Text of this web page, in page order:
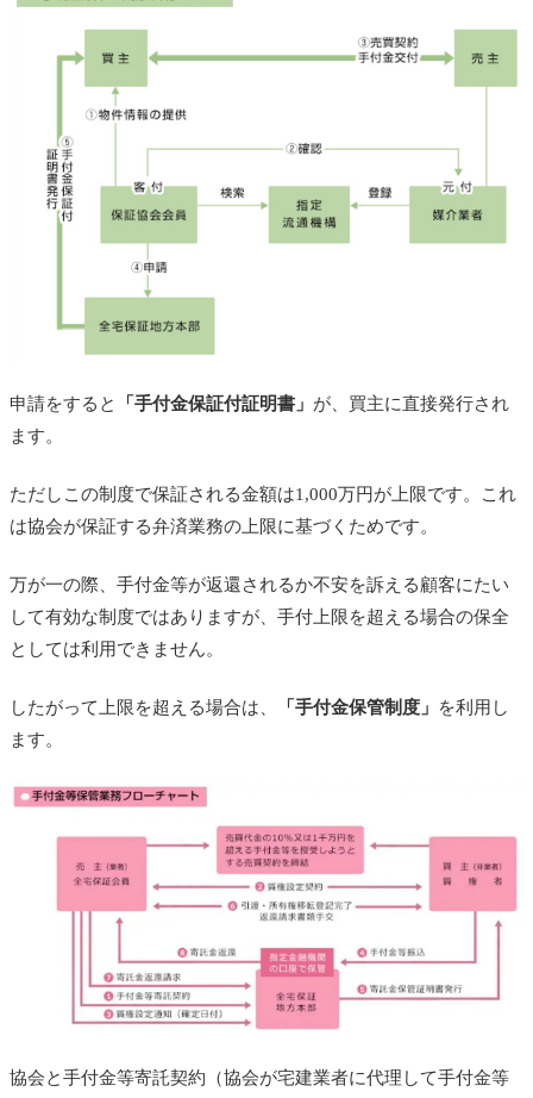
申請をすると 「手付金保証付証明書」 が、買主に直接発行され
ます。
ただしこの制度で保証される金額は1,000万円が上限です。これ
は協会が保証する弁済業務の上限に基づくためです。
万が一の際、手付金等が返還されるか不安を訴える顧客にたい
して有効な制度ではありますが、手付上限を超える場合の保全
としては利用できません。
したがって上限を超える場合は、 「手付金保管制度」
を利用し
ます。
協会と手付金等寄託契約（協会が宅建業者に代理して手付金等